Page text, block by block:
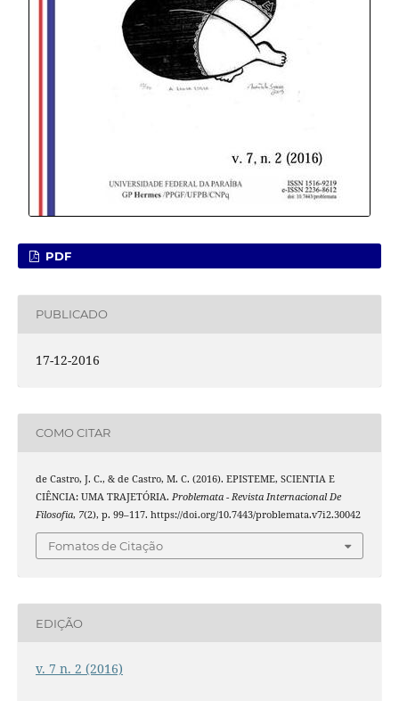
PDF
PUBLICADO
17-12-2016
COMO CITAR
de Castro, J. C., & de Castro, M. C. (2016). EPISTEME, SCIENTIA E
CIÊNCIA: UMA TRAJETÓRIA. Problemata - Revista Internacional De
Filosofia, 7(2), p. 99–117. https://doi.org/10.7443/problemata.v7i2.30042
Fomatos de Citação
EDIÇÃO
v. 7 n. 2 (2016)